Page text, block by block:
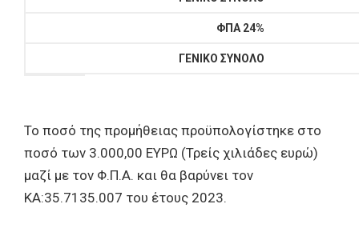
ΦΠΑ 24%
ΓΕΝΙΚΟ ΣΥΝΟΛΟ
Το ποσό της προμήθειας προϋπολογίστηκε στο
ποσό των 3.000,00 ΕΥΡΩ (Τρείς χιλιάδες ευρώ)
μαζί με τον Φ.Π.Α. και θα βαρύνει τον
ΚΑ:35.7135.007 του έτους 2023.